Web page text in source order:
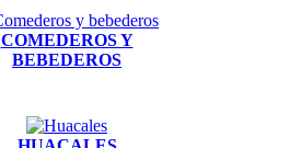
COMEDEROS Y
BEBEDEROS